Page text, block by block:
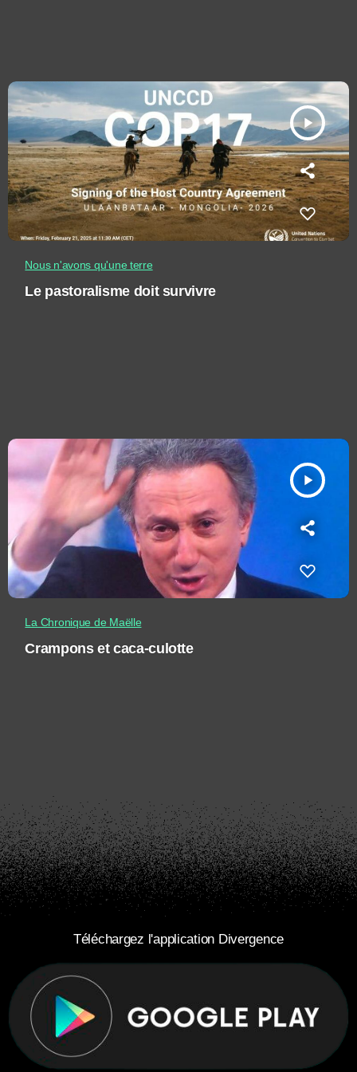
play_arrow
Nous n'avons qu'une terre
Le pastoralisme doit survivre
play_arrow
La Chronique de Maëlle
Crampons et caca-culotte
Téléchargez l'application Divergence